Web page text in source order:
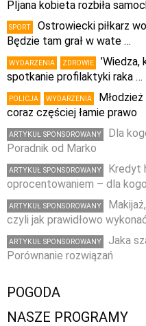
PIjana kobieta rozbiła
SPORT
Ostrowiecki piłkarz
Będzie tam grał w wate …
WYDARZENIA ZDROWIE
spotkanie profilaktyki raka …
POLICJA WYDARZENIA
coraz częściej łamie prawo
ARTYKUŁ SPONSOROWANY
Dla
Poradnik od Marko
ARTYKUŁ SPONSOROWANY
Kredyt
oprocentowaniem – dla
ARTYKUŁ SPONSOROWANY
czyli jak prawidłowo
ARTYKUŁ SPONSOROWANY
Jaka
Porównanie rozwiązań
POGODA
NASZE PROGRAMY